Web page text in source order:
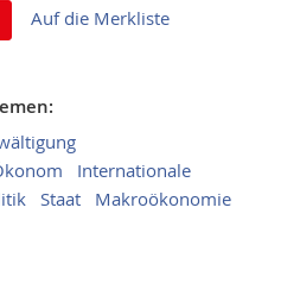
Auf die Merkliste
Internationale
Staat
Makroökonomie